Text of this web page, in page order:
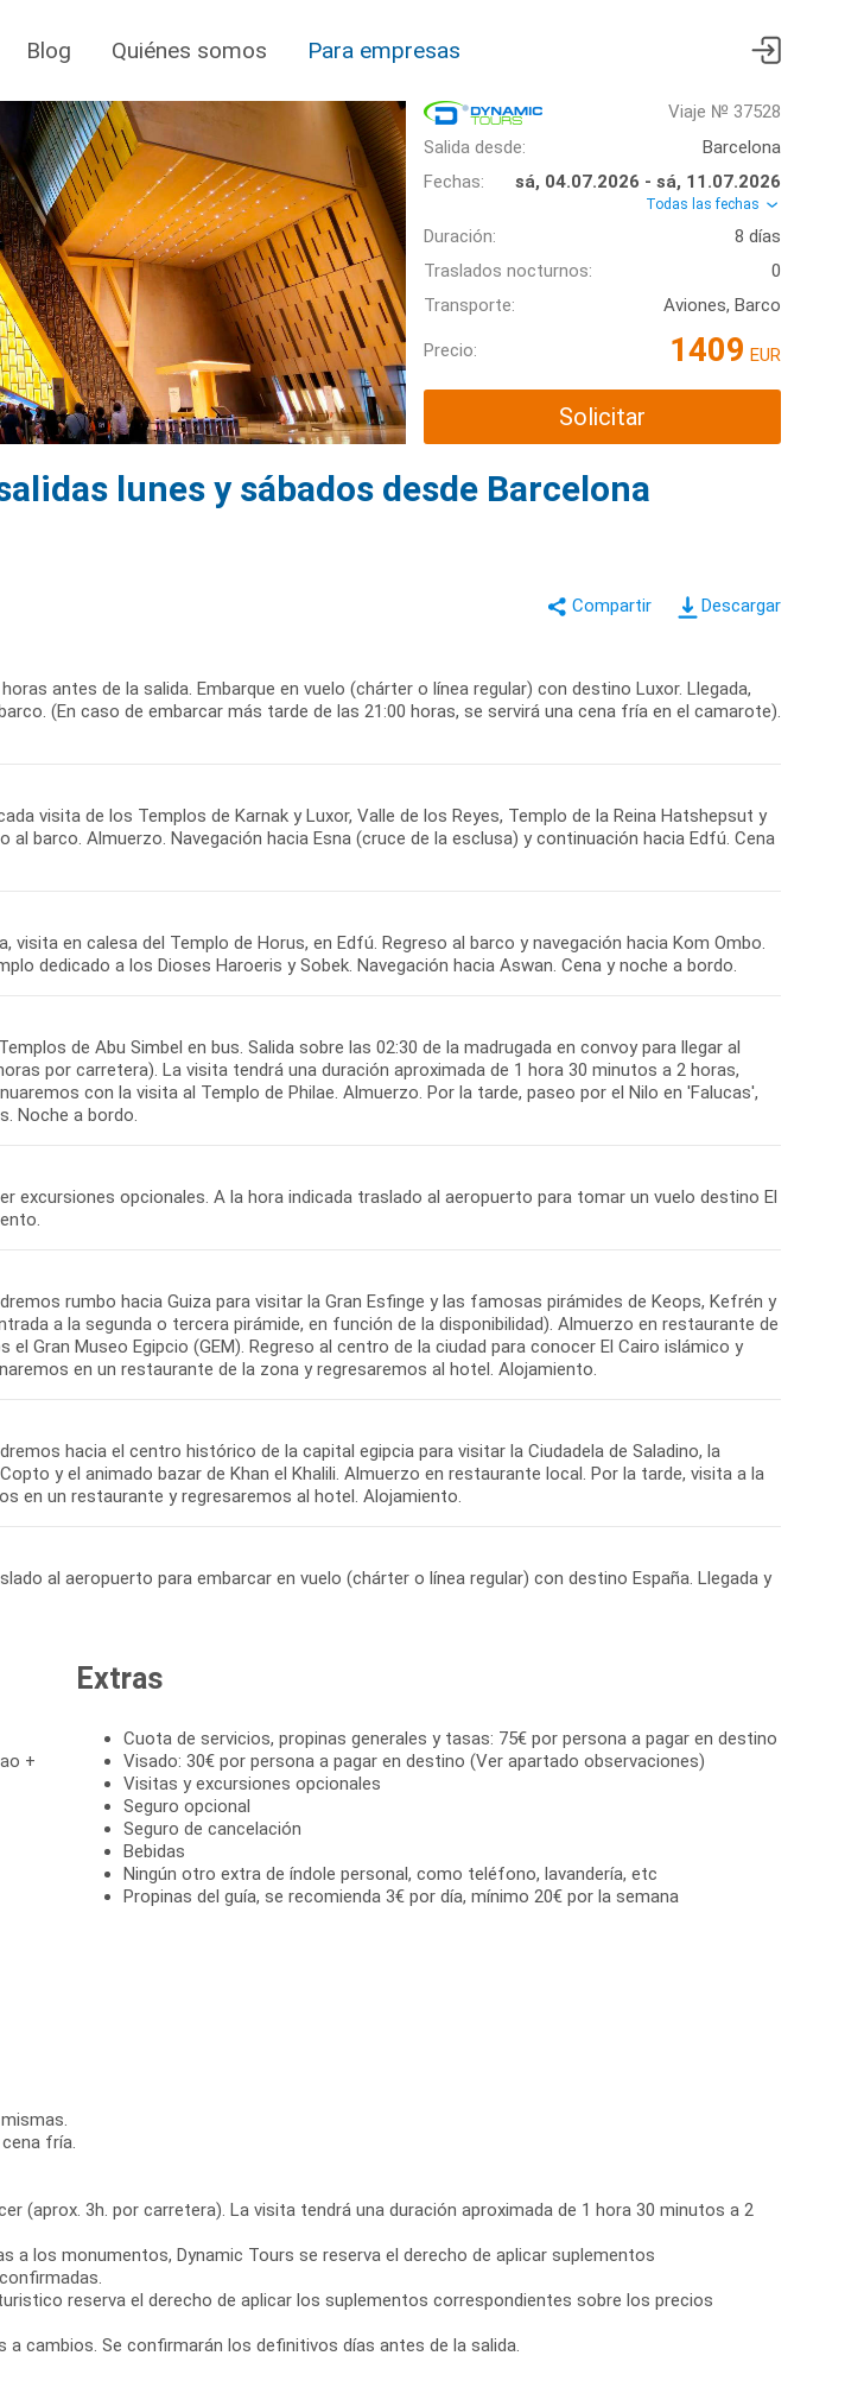
Blog Quiénes somos Para empresas
Viaje № 37528
Salida desde:
Barcelona
Fechas:
sá, 04.07.2026 - sá, 11.07.2026
Todas las fechas
Duración:
8 días
Traslados nocturnos:
0
Transporte:
Aviones, Barco
Precio: 1409 EUR
Solicitar
lunes y sábados desde Barcelona
Descargar
antes de la salida. Embarque en vuelo (chárter o línea regular) con destino Luxor. Llegada,
(En caso de embarcar más tarde de las 21:00 horas, se servirá una cena fría en el camarote).
visita de los Templos de Karnak y Luxor, Valle de los Reyes, Templo de la Reina Hatshepsut y
al barco. Almuerzo. Navegación hacia Esna (cruce de la esclusa) y continuación hacia Edfú. Cena
visita en calesa del Templo de Horus, en Edfú. Regreso al barco y navegación hacia Kom Ombo.
dedicado a los Dioses Haroeris y Sobek. Navegación hacia Aswan. Cena y noche a bordo.
de Abu Simbel en bus. Salida sobre las 02:30 de la madrugada en convoy para llegar al
por carretera). La visita tendrá una duración aproximada de 1 hora 30 minutos a 2 horas,
con la visita al Templo de Philae. Almuerzo. Por la tarde, paseo por el Nilo en 'Falucas',
Noche a bordo.
excursiones opcionales. A la hora indicada traslado al aeropuerto para tomar un vuelo destino El
rumbo hacia Guiza para visitar la Gran Esfinge y las famosas pirámides de Keops, Kefrén y
a la segunda o tercera pirámide, en función de la disponibilidad). Almuerzo en restaurante de
el Gran Museo Egipcio (GEM). Regreso al centro de la ciudad para conocer El Cairo islámico y
en un restaurante de la zona y regresaremos al hotel. Alojamiento.
hacia el centro histórico de la capital egipcia para visitar la Ciudadela de Saladino, la
y el animado bazar de Khan el Khalili. Almuerzo en restaurante local. Por la tarde, visita a la
en un restaurante y regresaremos al hotel. Alojamiento.
al aeropuerto para embarcar en vuelo (chárter o línea regular) con destino España. Llegada y
+
Extras
Cuota de servicios, propinas generales y tasas: 75€ por persona a pagar en destino
Visado: 30€ por persona a pagar en destino (Ver apartado observaciones)
Visitas y excursiones opcionales
Seguro opcional
Seguro de cancelación
Bebidas
Ningún otro extra de índole personal, como teléfono, lavandería, etc
Propinas del guía, se recomienda 3€ por día, mínimo 20€ por la semana
fría.
(aprox. 3h. por carretera). La visita tendrá una duración aproximada de 1 hora 30 minutos a 2
a los monumentos, Dynamic Tours se reserva el derecho de aplicar suplementos
reserva el derecho de aplicar los suplementos correspondientes sobre los precios
cambios. Se confirmarán los definitivos días antes de la salida.